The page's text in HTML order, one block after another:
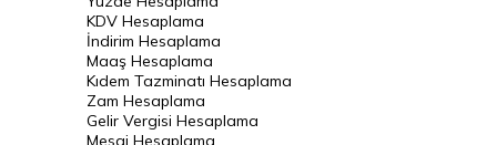
Japon Yeni Kuru
Serbest Piyasa Döviz Kurları
Merkez Bankası Döviz Kurları
KDV Hesaplama
İndirim Hesaplama
Maaş Hesaplama
Kıdem Tazminatı Hesaplama
Zam Hesaplama
Gelir Vergisi Hesaplama
Mesai Hesaplama